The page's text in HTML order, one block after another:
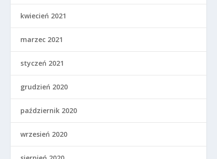
kwiecień 2021
marzec 2021
styczeń 2021
grudzień 2020
październik 2020
wrzesień 2020